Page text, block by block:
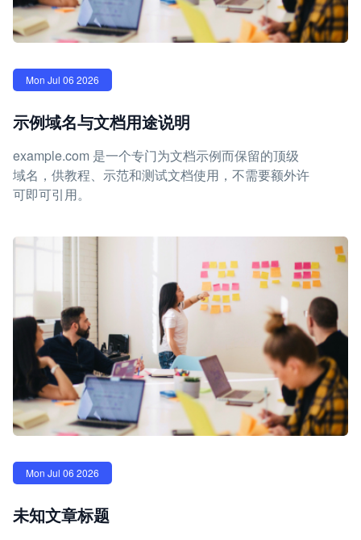
Mon Jul 06 2026
示例域名与文档用途说明
example.com 是一个专门为文档示例而保留的顶级
域名，供教程、示范和测试文档使用，不需要额外许
可即可引用。
Mon Jul 06 2026
未知文章标题